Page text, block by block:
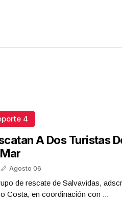
4
A Dos Turistas
Agosto 06
de rescate de Salvavidas,
Costa, en coordinación con ...